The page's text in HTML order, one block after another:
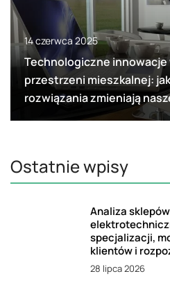
14 czerwca 2025
Technologiczne
przestrzeni mieszkalnej:
rozwiązania zmieniają
Ostatnie wpisy
Analiza
specjalizacji,
klientów i
28 lipca 2026